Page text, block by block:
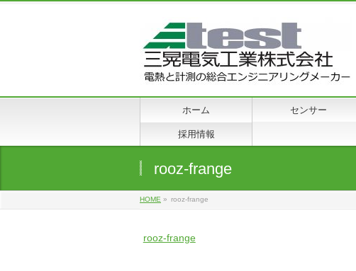
ホーム センサー
採用情報
rooz-frange
HOME » rooz-frange
rooz-frange